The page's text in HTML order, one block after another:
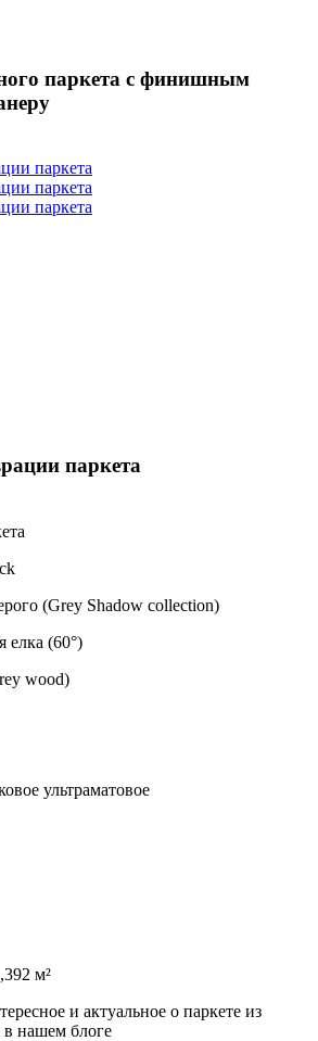
паркета с финишным
паркета
(Grеy Shadow collection)
елка (60°)
wood)
ультраматовое
м²
и актуальное о паркете из
нашем блоге